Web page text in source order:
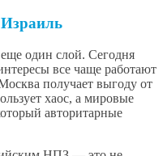
один слой. Сегодня
все чаще работают
получает выгоду от
хаос, а мировые
авторитарные